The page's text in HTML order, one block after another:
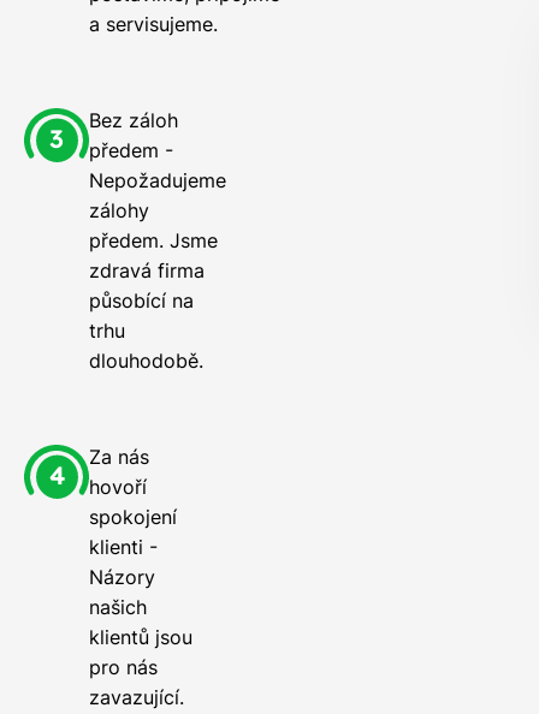
a servisujeme.
Bez záloh
předem -
Nepožadujeme
zálohy
předem. Jsme
zdravá firma
působící na
trhu
dlouhodobě.
Za nás
hovoří
spokojení
klienti -
Názory
našich
klientů jsou
pro nás
zavazující.